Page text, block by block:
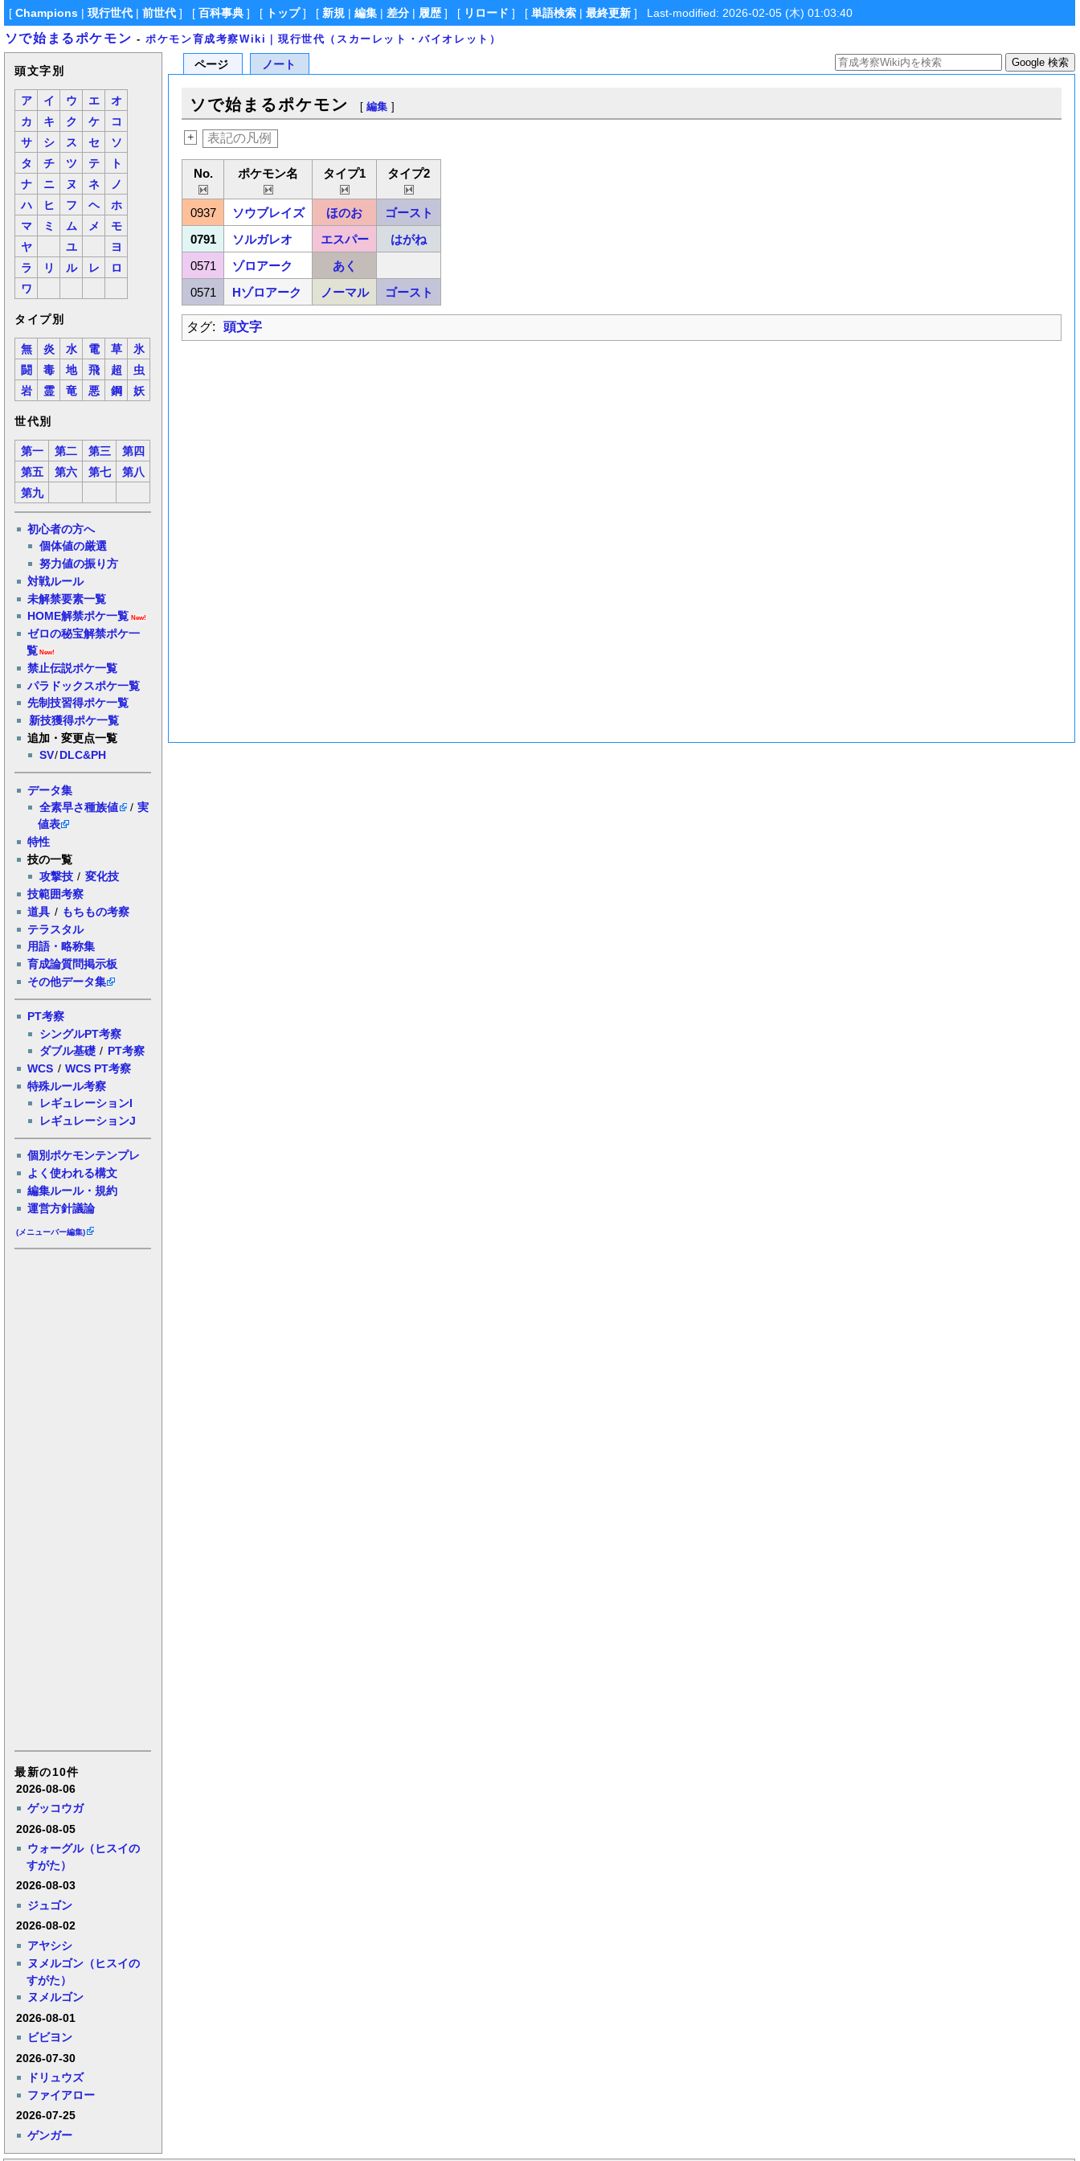
[ Champions| 現行世代| 前世代] [ 百科事典] [ トップ] [ 新規| 編集| 差分| 履歴] [ リロード ] [ 単語検索| 最終更新] Last-modified: 2026-02-05 (木) 01:03:40
ソで始まるポケモン - ポケモン育成考察Wiki｜現行世代（スカーレット・バイオレット）
頭文字別
ア イ ウ エ
オ
カ
キ ク ケ
コ
サ
シ ス セ
ソ
タ
チ ツ テ
ト
ナ
ニ ヌ ネ
ノ
ハ
ヒ フ ヘ
ホ
マ
ミ ム メ
モ
ヤ
ユ
ヨ
ラ
リ ル レ
ロ
ワ
タイプ別
無 炎 水 電 草
氷
闘
毒 地 飛 超
虫
岩
霊 竜 悪 鋼 妖
世代別
第一 第二 第三
第四
第五
第六 第七
第八
第九
初心者の方へ
個体値の厳選
努力値の振り方
対戦ルール
未解禁要素一覧
HOME解禁ポケ一覧 New!
ゼロの秘宝解禁ポケ一
覧 New!
禁止伝説ポケ一覧
パラドックスポケ一覧
先制技習得ポケ一覧
新技獲得ポケ一覧
追加・変更点一覧
SV/DLC&PH
データ集
全素早さ種族値
/ 実
値表
特性
技の一覧
攻撃技 / 変化技
技範囲考察
道具 / もちもの考察
テラスタル
用語・略称集
育成論質問掲示板
その他データ集
PT考察
シングルPT考察
ダブル基礎 / PT考察
WCS / WCS PT考察
特殊ルール考察
レギュレーションI
レギュレーションJ
個別ポケモンテンプレ
よく使われる構文
編集ルール・規約
運営方針議論
(メニューバー編集)
最新の10件
2026-08-06
ゲッコウガ
2026-08-05
ウォーグル（ヒスイの
すがた）
2026-08-03
ジュゴン
2026-08-02
アヤシシ
ヌメルゴン（ヒスイの
すがた）
ヌメルゴン
2026-08-01
ビビヨン
2026-07-30
ドリュウズ
ファイアロー
2026-07-25
ゲンガー
ページ ノート
ソで始まるポケモン [ 編集 ]
+ 表記の凡例
No. ポケモン名 タイプ1 タイプ2
0937 ソウブレイズ ほのお
ゴースト
0791
ソルガレオ エスパー
はがね
0571
ゾロアーク
あく
0571
Hゾロアーク ノーマル ゴースト
タグ: 頭文字